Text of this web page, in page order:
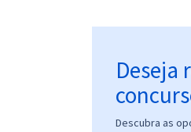
Deseja
Descubra as